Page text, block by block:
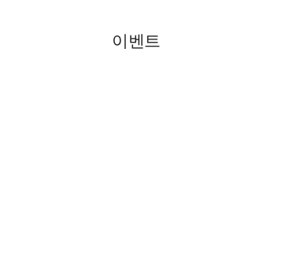
이벤트